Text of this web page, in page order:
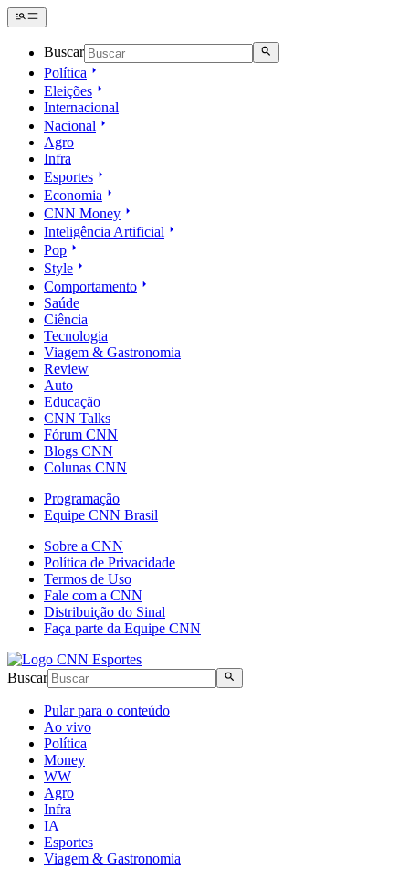
Buscar
Política
Eleições
Internacional
Nacional
Agro
Infra
Esportes
Economia
CNN Money
Inteligência Artificial
Pop
Style
Comportamento
Saúde
Ciência
Tecnologia
Viagem & Gastronomia
Review
Auto
Educação
CNN Talks
Fórum CNN
Blogs CNN
Colunas CNN
Programação
Equipe CNN Brasil
Sobre a CNN
Política de Privacidade
Termos de Uso
Fale com a CNN
Distribuição do Sinal
Faça parte da Equipe CNN
Buscar
Pular para o conteúdo
Ao vivo
Política
Money
WW
Agro
Infra
IA
Esportes
Viagem & Gastronomia